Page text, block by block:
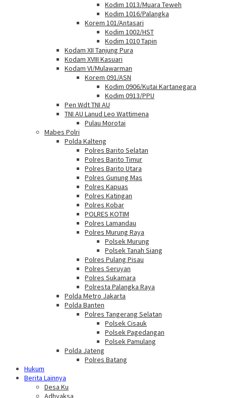
Kodim 1013/Muara Teweh
Kodim 1016/Palangka
Korem 101/Antasari
Kodim 1002/HST
Kodim 1010 Tapin
Kodam XII Tanjung Pura
Kodam XVIII Kasuari
Kodam VI/Mulawarman
Korem 091/ASN
Kodim 0906/Kutai Kartanegara
Kodim 0913/PPU
Pen Wdt TNI AU
TNI AU Lanud Leo Wattimena
Pulau Morotai
Mabes Polri
Polda Kalteng
Polres Barito Selatan
Polres Barito Timur
Polres Barito Utara
Polres Gunung Mas
Polres Kapuas
Polres Katingan
Polres Kobar
POLRES KOTIM
Polres Lamandau
Polres Murung Raya
Polsek Murung
Polsek Tanah Siang
Polres Pulang Pisau
Polres Seruyan
Polres Sukamara
Polresta Palangka Raya
Polda Metro Jakarta
Polda Banten
Polres Tangerang Selatan
Polsek Cisauk
Polsek Pagedangan
Polsek Pamulang
Polda Jateng
Polres Batang
Hukum
Berita Lainnya
Desa Ku
Adhyaksa